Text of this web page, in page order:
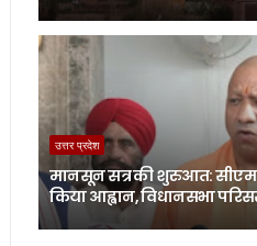
उत्तर प्रदेश
मानसून सत्र की शुरुआत: सीएम
किया आह्वान, विधानसभा